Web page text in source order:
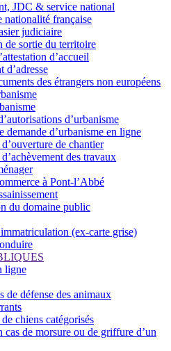
JDC & service national
nationalité française
judiciaire
de sortie du territoire
d’accueil
d’adresse
des étrangers non européens
d’urbanisme
demande d’urbanisme en ligne
de chantier
des travaux
à Pont-l’Abbé
du domaine public
(ex-carte grise)
ligne
de défense des animaux
chiens catégorisés
cas de morsure ou de griffure d’un